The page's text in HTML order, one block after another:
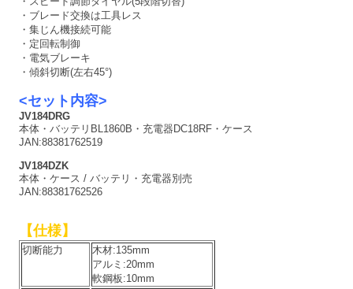
・ブレード交換は工具レス
・集じん機接続可能
・定回転制御
・電気ブレーキ
・傾斜切断(左右45°)
<セット内容>
JV184DRG
本体・バッテリBL1860B・充電器DC18RF・ケース
JAN:88381762519
JV184DZK
本体・ケース / バッテリ・充電器別売
JAN:88381762526
【仕様】
切断能力
木材:135mm
アルミ:20mm
軟鋼板:10mm